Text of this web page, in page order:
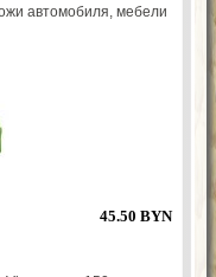
автомобиля, мебели
45.50 BYN